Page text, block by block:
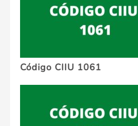
Código CIIU 1061